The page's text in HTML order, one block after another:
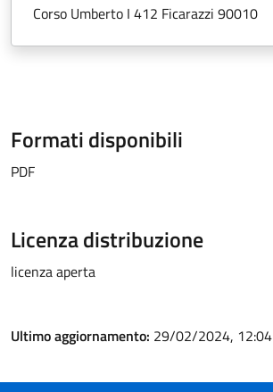
Corso Umberto I 412 Ficarazzi 90010
Formati disponibili
PDF
Licenza distribuzione
licenza aperta
Ultimo aggiornamento: 29/02/2024, 12:04